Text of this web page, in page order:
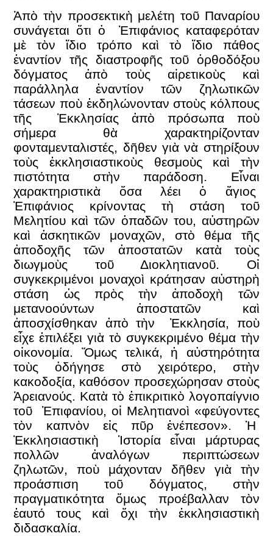
Ἀπὸ τὴν προσεκτικὴ μελέτη τοῦ Παναρίου
συνάγεται ὅτι ὁ Ἐπιφάνιος καταφερόταν
μὲ τὸν ἴδιο τρόπο καὶ τὸ ἴδιο πάθος
ἐναντίον τῆς διαστροφῆς τοῦ ὀρθοδόξου
δόγματος ἀπὸ τοὺς αἱρετικοὺς καὶ
παράλληλα ἐναντίον τῶν ζηλωτικῶν
τάσεων ποὺ ἐκδηλώνονταν στοὺς κόλπους
τῆς Ἐκκλησίας ἀπὸ πρόσωπα ποὺ
σήμερα θὰ χαρακτηρίζονταν
φονταμενταλιστές, δῆθεν γιὰ νὰ στηρίξουν
τοὺς ἐκκλησιαστικοὺς θεσμοὺς καὶ τὴν
πιστότητα στὴν παράδοση. Εἶναι
χαρακτηριστικὰ ὅσα λέει ὁ ἅγιος
Ἐπιφάνιος κρίνοντας τὴ στάση τοῦ
Μελητίου καὶ τῶν ὀπαδῶν του, αὐστηρῶν
καὶ ἀσκητικῶν μοναχῶν, στὸ θέμα τῆς
ἀποδοχῆς τῶν ἀποστατῶν κατὰ τοὺς
διωγμοὺς τοῦ Διοκλητιανοῦ. Οἱ
συγκεκριμένοι μοναχοὶ κράτησαν αὐστηρὴ
στάση ὡς πρὸς τὴν ἀποδοχὴ τῶν
μετανοούντων ἀποστατῶν καὶ
ἀποσχίσθηκαν ἀπὸ τὴν Ἐκκλησία, ποὺ
εἶχε ἐπιλέξει γιὰ τὸ συγκεκριμένο θέμα τὴν
οἰκονομία. Ὅμως τελικά, ἡ αὐστηρότητα
τοὺς ὁδήγησε στὸ χειρότερο, στὴν
κακοδοξία, καθόσον προσεχώρησαν στοὺς
Ἀρειανούς. Κατὰ τὸ ἐπικριτικὸ λογοπαίγνιο
τοῦ Ἐπιφανίου, οἱ Μελητιανοὶ «φεύγοντες
τὸν καπνὸν εἰς πῦρ ἐνέπεσον». Ἡ
Ἐκκλησιαστικὴ Ἱστορία εἶναι μάρτυρας
πολλῶν ἀναλόγων περιπτώσεων
ζηλωτῶν, ποὺ μάχονταν δῆθεν γιὰ τὴν
προάσπιση τοῦ δόγματος, στὴν
πραγματικότητα ὅμως προέβαλλαν τὸν
ἑαυτό τους καὶ ὄχι τὴν ἐκκλησιαστικὴ
διδασκαλία.